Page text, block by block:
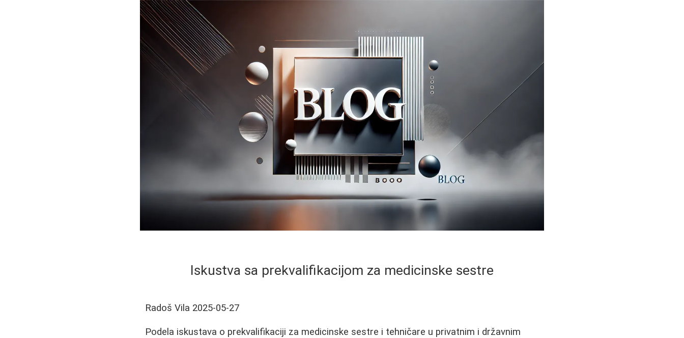
Iskustva sa prekvalifikacijom za medicinske sestre
Radoš Vila 2025-05-27
Podela iskustava o prekvalifikaciji za medicinske sestre i tehničare u privatnim i državnim